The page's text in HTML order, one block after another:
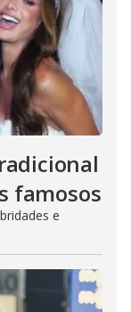
famosos
e